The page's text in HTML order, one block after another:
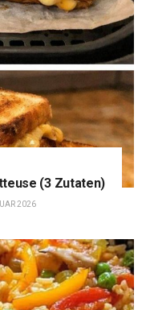
(3 Zutaten)
2026